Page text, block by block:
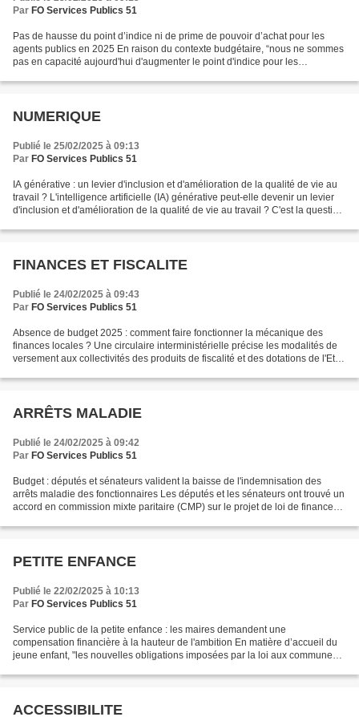
Par FO Services Publics 51
Pas de hausse du point d’indice ni de prime de pouvoir d’achat pour les
agents publics en 2025 En raison du contexte budgétaire, “nous ne sommes
pas en capacité aujourd'hui d'augmenter le point d'indice pour les
NUMERIQUE
Publié le 25/02/2025 à 09:13
Par FO Services Publics 51
IA générative : un levier d'inclusion et d'amélioration de la qualité de vie au
travail ? L'intelligence artificielle (IA) générative peut-elle devenir un levier
d'inclusion et d'amélioration de la qualité de vie au travail ? C'est la question
FINANCES ET FISCALITE
Publié le 24/02/2025 à 09:43
Par FO Services Publics 51
Absence de budget 2025 : comment faire fonctionner la mécanique des
finances locales ? Une circulaire interministérielle précise les modalités de
versement aux collectivités des produits de fiscalité et des dotations de l'Etat
ARRÊTS MALADIE
Publié le 24/02/2025 à 09:42
Par FO Services Publics 51
Budget : députés et sénateurs valident la baisse de l'indemnisation des
arrêts maladie des fonctionnaires Les députés et les sénateurs ont trouvé un
accord en commission mixte paritaire (CMP) sur le projet de loi de finances
PETITE ENFANCE
Publié le 22/02/2025 à 10:13
Par FO Services Publics 51
Service public de la petite enfance : les maires demandent une
compensation financière à la hauteur de l'ambition En matière d’accueil du
jeune enfant, "les nouvelles obligations imposées par la loi aux communes
ACCESSIBILITE